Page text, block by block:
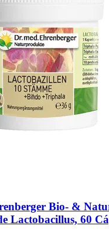
Bio- &
Lactobacillus, 60